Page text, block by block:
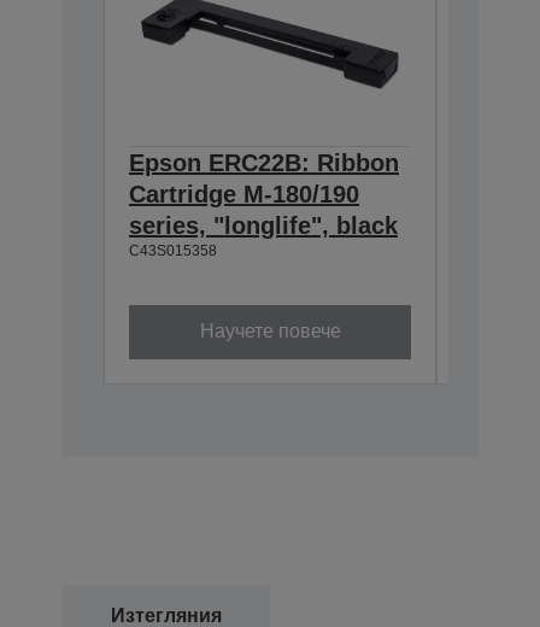
Epson ERC22B: Ribbon
Cartridge M-180/190
series, "longlife", black
C43S015358
Научете повече
Изтегляния